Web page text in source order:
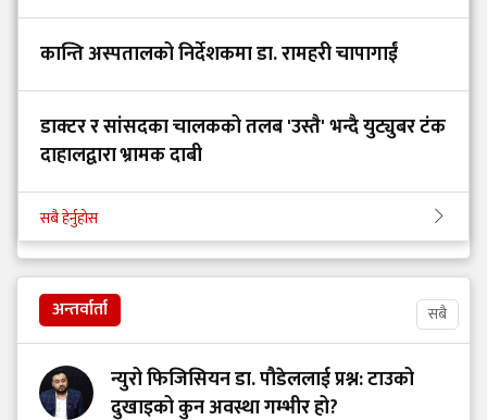
कान्ति अस्पतालको निर्देशकमा डा. रामहरी चापागाईं
डाक्टर र सांसदका चालकको तलब 'उस्तै' भन्दै युट्युबर टंक
दाहालद्वारा भ्रामक दाबी
सबै हेर्नुहोस
अन्तर्वार्ता सबै
न्युरो फिजिसियन डा. पौडेललाई प्रश्न: टाउको
दुखाइको कुन अवस्था गम्भीर हो?